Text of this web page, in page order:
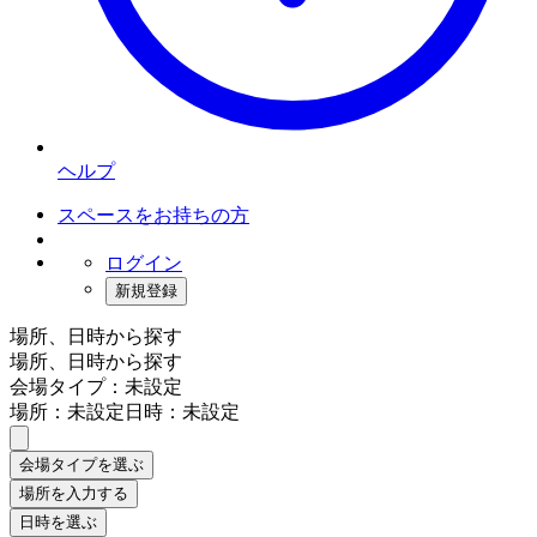
ヘルプ
スペースをお持ちの方
ログイン
新規登録
場所、日時から探す
場所、日時から探す
会場タイプ：未設定
場所：未設定日時：未設定
会場タイプを選ぶ
場所を入力する
日時を選ぶ